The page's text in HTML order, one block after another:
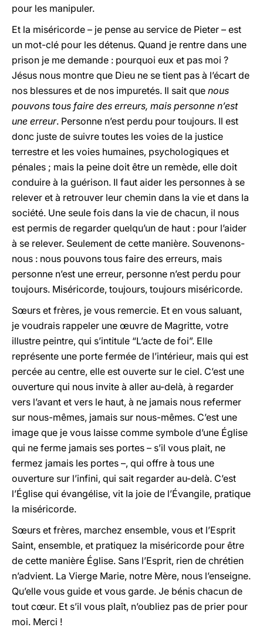
pour les manipuler.
Et la miséricorde – je pense au service de Pieter – est
un mot-clé pour les détenus. Quand je rentre dans une
prison je me demande : pourquoi eux et pas moi ?
Jésus nous montre que Dieu ne se tient pas à l’écart de
nos blessures et de nos impuretés. Il sait que nous
pouvons tous faire des erreurs, mais personne n’est
une erreur. Personne n’est perdu pour toujours. Il est
donc juste de suivre toutes les voies de la justice
terrestre et les voies humaines, psychologiques et
pénales ; mais la peine doit être un remède, elle doit
conduire à la guérison. Il faut aider les personnes à se
relever et à retrouver leur chemin dans la vie et dans la
société. Une seule fois dans la vie de chacun, il nous
est permis de regarder quelqu’un de haut : pour l’aider
à se relever. Seulement de cette manière. Souvenons-
nous : nous pouvons tous faire des erreurs, mais
personne n’est une erreur, personne n’est perdu pour
toujours. Miséricorde, toujours, toujours miséricorde.
Sœurs et frères, je vous remercie. Et en vous saluant,
je voudrais rappeler une œuvre de Magritte, votre
illustre peintre, qui s’intitule “L’acte de foi”. Elle
représente une porte fermée de l’intérieur, mais qui est
percée au centre, elle est ouverte sur le ciel. C’est une
ouverture qui nous invite à aller au-delà, à regarder
vers l’avant et vers le haut, à ne jamais nous refermer
sur nous-mêmes, jamais sur nous-mêmes. C’est une
image que je vous laisse comme symbole d’une Église
qui ne ferme jamais ses portes – s’il vous plait, ne
fermez jamais les portes –, qui offre à tous une
ouverture sur l’infini, qui sait regarder au-delà. C’est
l’Église qui évangélise, vit la joie de l’Évangile, pratique
la miséricorde.
Sœurs et frères, marchez ensemble, vous et l’Esprit
Saint, ensemble, et pratiquez la miséricorde pour être
de cette manière Église. Sans l’Esprit, rien de chrétien
n’advient. La Vierge Marie, notre Mère, nous l’enseigne.
Qu’elle vous guide et vous garde. Je bénis chacun de
tout cœur. Et s’il vous plaît, n’oubliez pas de prier pour
moi. Merci !